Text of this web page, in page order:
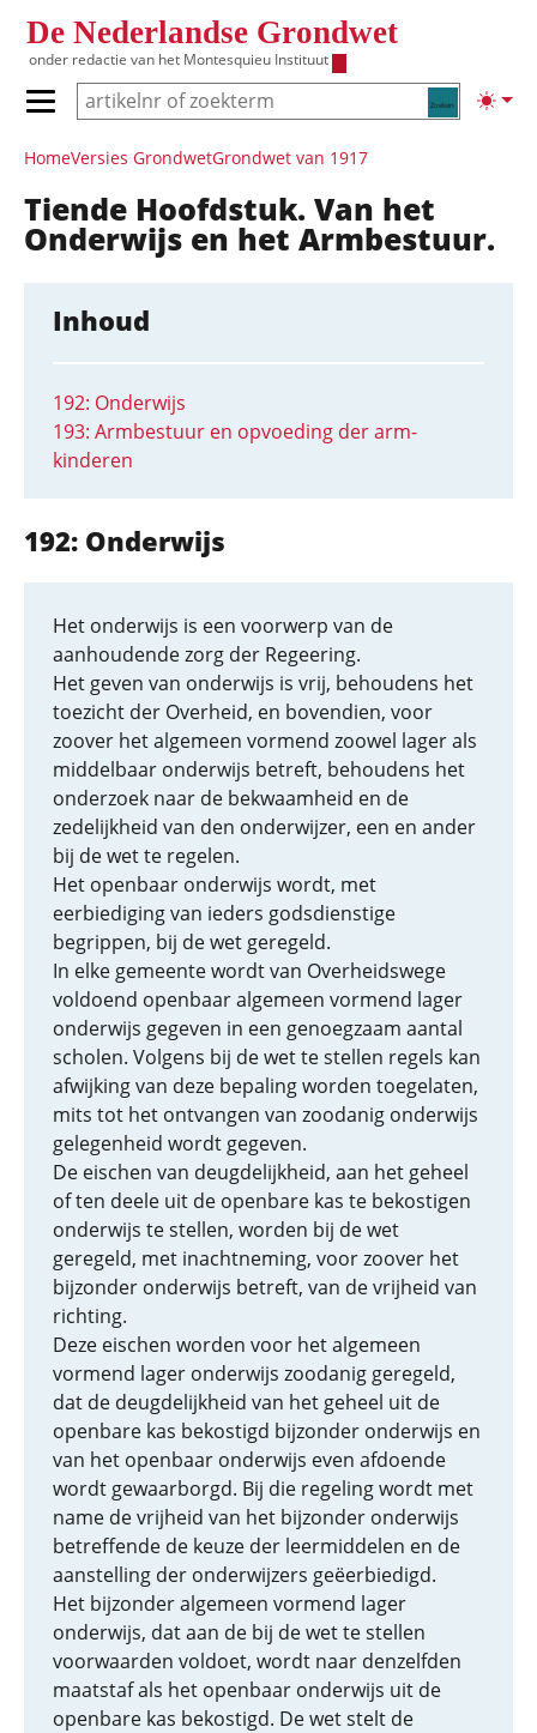
De Nederlandse Grondwet
onder redactie van het Montesquieu Instituut
Zoeken
Primair menu tonen/verbergen
Hoofdnavigatie
HomeVersies GrondwetGrondwet van 1917
Tiende Hoofdstuk. Van het
Onderwijs en het Armbestuur.
Inhoud
192: Onderwijs
193: Armbestuur en opvoeding der arm-
kinderen
192: Onderwijs
Het onderwijs is een voorwerp van de
aanhoudende zorg der Regeering.
Het geven van onderwijs is vrij, behoudens het
toezicht der Overheid, en bovendien, voor
zoover het algemeen vormend zoowel lager als
middelbaar onderwijs betreft, behoudens het
onderzoek naar de bekwaamheid en de
zedelijkheid van den onderwijzer, een en ander
bij de wet te regelen.
Het openbaar onderwijs wordt, met
eerbiediging van ieders godsdienstige
begrippen, bij de wet geregeld.
In elke gemeente wordt van Overheidswege
voldoend openbaar algemeen vormend lager
onderwijs gegeven in een genoegzaam aantal
scholen. Volgens bij de wet te stellen regels kan
afwijking van deze bepaling worden toegelaten,
mits tot het ontvangen van zoodanig onderwijs
gelegenheid wordt gegeven.
De eischen van deugdelijkheid, aan het geheel
of ten deele uit de openbare kas te bekostigen
onderwijs te stellen, worden bij de wet
geregeld, met inachtneming, voor zoover het
bijzonder onderwijs betreft, van de vrijheid van
richting.
Deze eischen worden voor het algemeen
vormend lager onderwijs zoodanig geregeld,
dat de deugdelijkheid van het geheel uit de
openbare kas bekostigd bijzonder onderwijs en
van het openbaar onderwijs even afdoende
wordt gewaarborgd. Bij die regeling wordt met
name de vrijheid van het bijzonder onderwijs
betreffende de keuze der leermiddelen en de
aanstelling der onderwijzers geëerbiedigd.
Het bijzonder algemeen vormend lager
onderwijs, dat aan de bij de wet te stellen
voorwaarden voldoet, wordt naar denzelfden
maatstaf als het openbaar onderwijs uit de
openbare kas bekostigd. De wet stelt de